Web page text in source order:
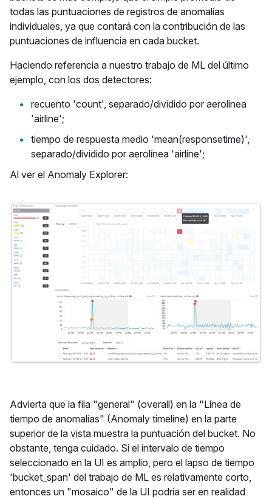
todas las puntuaciones de registros de anomalías
individuales, ya que contará con la contribución de las
puntuaciones de influencia en cada bucket.
Haciendo referencia a nuestro trabajo de ML del último
ejemplo, con los dos detectores:
recuento 'count', separado/dividido por aerolínea
'airline';
tiempo de respuesta medio 'mean(responsetime)',
separado/dividido por aerolínea 'airline';
Al ver el Anomaly Explorer:
Advierta que la fila "general" (overall) en la "Línea de
tiempo de anomalías" (Anomaly timeline) en la parte
superior de la vista muestra la puntuación del bucket. No
obstante, tenga cuidado. Si el intervalo de tiempo
seleccionado en la UI es amplio, pero el lapso de tiempo
'bucket_span' del trabajo de ML es relativamente corto,
entonces un "mosaico" de la UI podría ser en realidad